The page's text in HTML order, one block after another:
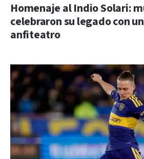
Homenaje al Indio Solari:
celebraron su legado con
anfiteatro